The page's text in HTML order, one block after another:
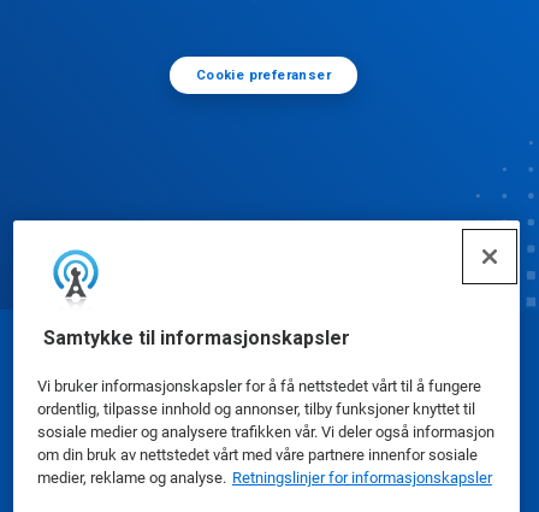
Samtykke til informasjonskapsler
Vi bruker informasjonskapsler for å få nettstedet vårt til å fungere
ordentlig, tilpasse innhold og annonser, tilby funksjoner knyttet til
sosiale medier og analysere trafikken vår. Vi deler også informasjon
om din bruk av nettstedet vårt med våre partnere innenfor sosiale
medier, reklame og analyse. Retningslinjer for informasjonskapsler
Cookie preferanser
Sikkerhetsdatablad|Personvernerklæring|
Bruksvilkår